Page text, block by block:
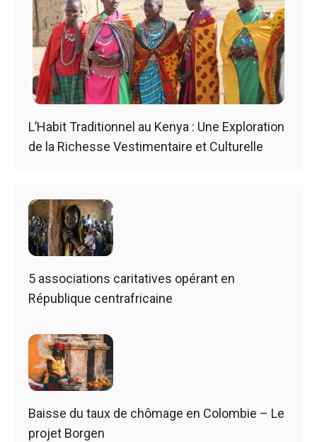
L’Habit Traditionnel au Kenya : Une Exploration
de la Richesse Vestimentaire et Culturelle
5 associations caritatives opérant en
République centrafricaine
Baisse du taux de chômage en Colombie – Le
projet Borgen